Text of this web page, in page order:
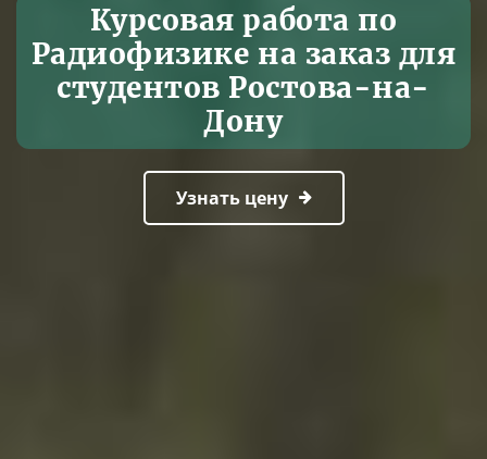
Курсовая работа по
Радиофизике на заказ для
студентов Ростова-на-
Дону
Узнать цену